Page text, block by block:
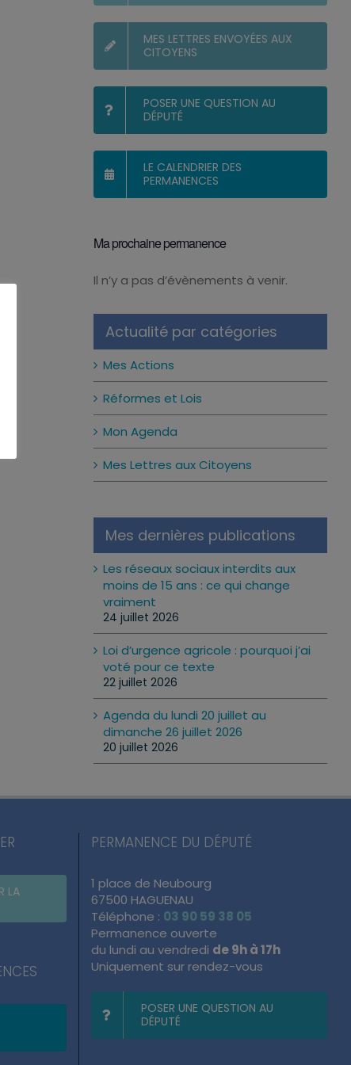
MES LETTRES ENVOYÉES AUX
CITOYENS
POSER UNE QUESTION AU
DÉPUTÉ
LE CALENDRIER DES
PERMANENCES
Ma prochaine permanence
Notice
Il n’y a pas d’évènements à venir.
Actualité par catégories
Mes Actions
Réformes et Lois
Mon Agenda
Mes Lettres aux Citoyens
Mes dernières publications
Les réseaux sociaux interdits aux
moins de 15 ans : ce qui change
vraiment
24 juillet 2026
Loi d’urgence agricole : pourquoi j’ai
voté pour ce texte
22 juillet 2026
Agenda du lundi 20 juillet au
dimanche 26 juillet 2026
20 juillet 2026
LA
PERMANENCE DU DÉPUTÉ
1 place de Neubourg
67500 HAGUENAU
Téléphone : 03 90 59 38 05
Permanence ouverte
du lundi au vendredi de 9h à 17h
Uniquement sur rendez-vous
POSER UNE QUESTION AU
DÉPUTÉ